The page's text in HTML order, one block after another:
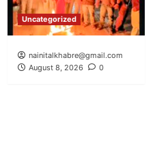
Uncategorized
nainitalkhabre@gmail.com
August 8, 2026
0